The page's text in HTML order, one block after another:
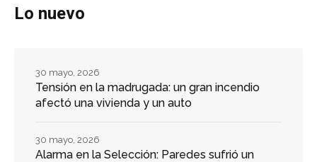
Lo nuevo
Tensión en la madrugada: un gran incendio
afectó una vivienda y un auto
30 mayo, 2026
Alarma en la Selección: Paredes sufrió un
30 mayo, 2026